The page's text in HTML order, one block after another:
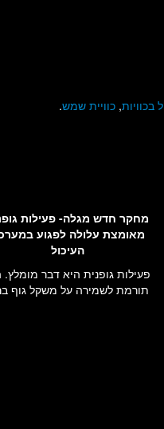
בכוויות, כוויית שמש.
מחקר חדש מגלה- פעילות
מאומצת עלולה לפגוע
העיכול
פעילות גופנית היא דבר מומלץ.
תורמת לשמירה על משקל גוף